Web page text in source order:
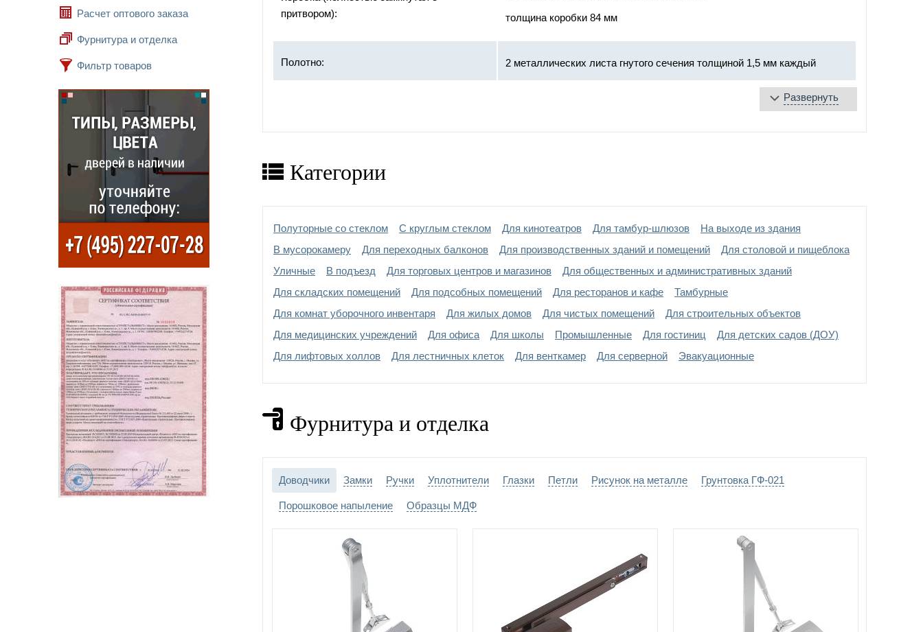
Расчет оптового заказа
Фурнитура и отделка
Фильтр товаров
притвором):
толщина коробки 84 мм
Полотно: 2 металлических листа гнутого сечения толщиной 1,5 мм каждый
Замок:
Петли: на закрытых подшипниках диаметром 20 мм
Отделка двери:
RAL
Развернуть
Категории
Полуторные со стеклом С круглым стеклом Для кинотеатров Для тамбур-шлюзов
На выходе из здания
В мусорокамеру
Для переходных балконов Для производственных зданий и помещений
Для столовой и пищеблока
Уличные
В подъезд Для торговых центров и магазинов
Для общественных и административных зданий
Для складских помещений
Для подсобных помещений Для ресторанов и кафе
Тамбурные
Для комнат уборочного инвентаря
Для жилых домов Для чистых помещений
Для строительных объектов
Для медицинских учреждений
Для офиса Для школы Промышленные Для гостиниц
Для детских садов (ДОУ)
Для лифтовых холлов
Для лестничных клеток Для венткамер Для серверной Эвакуационные
Фурнитура и отделка
Доводчики Замки Ручки Уплотнители Глазки Петли Рисунок на металле Грунтовка ГФ-021
Порошковое напыление Образцы МДФ